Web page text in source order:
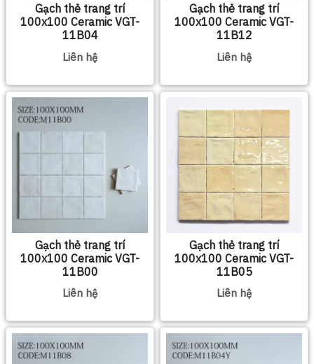
Gạch thẻ trang trí
100x100 Ceramic VGT-
11B04
Liên hệ
Gạch thẻ trang trí
100x100 Ceramic VGT-
11B12
Liên hệ
Gạch thẻ trang trí
100x100 Ceramic VGT-
11B00
Liên hệ
Gạch thẻ trang trí
100x100 Ceramic VGT-
11B05
Liên hệ